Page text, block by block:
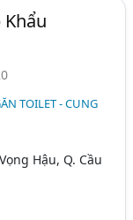
Khẩu
TOILET - CUNG
Hậu, Q. Cầu